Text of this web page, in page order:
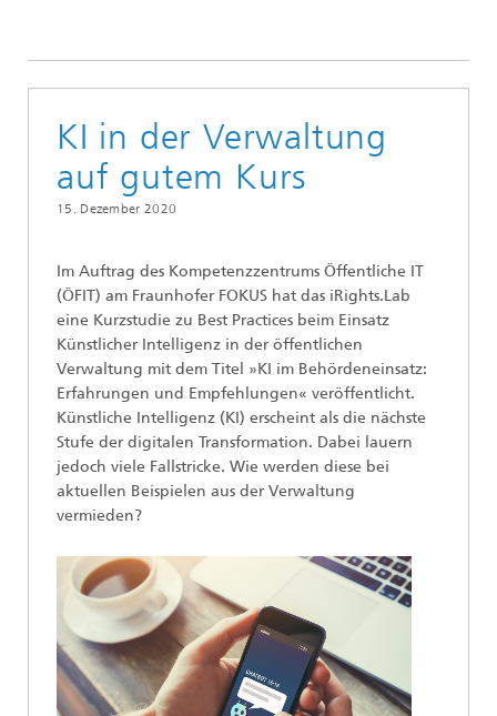
KI in der Verwaltung
auf gutem Kurs
15. Dezember 2020
Im Auftrag des Kompetenzzentrums Öffentliche IT
(ÖFIT) am Fraunhofer FOKUS hat das iRights.Lab
eine Kurzstudie zu Best Practices beim Einsatz
Künstlicher Intelligenz in der öffentlichen
Verwaltung mit dem Titel »KI im Behördeneinsatz:
Erfahrungen und Empfehlungen« veröffentlicht.
Künstliche Intelligenz (KI) erscheint als die nächste
Stufe der digitalen Transformation. Dabei lauern
jedoch viele Fallstricke. Wie werden diese bei
aktuellen Beispielen aus der Verwaltung
vermieden?